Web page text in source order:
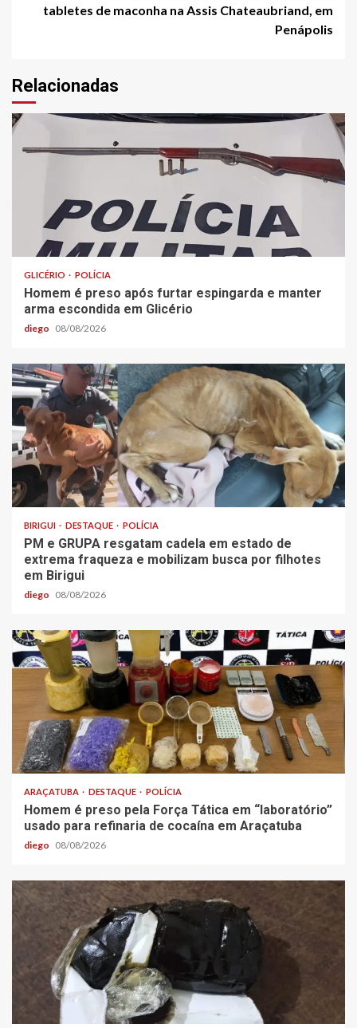
tabletes de maconha na Assis Chateaubriand, em
Penápolis
Relacionadas
GLICÉRIO POLÍCIA
Homem é preso após furtar espingarda e manter
arma escondida em Glicério
diego 08/08/2026
BIRIGUI DESTAQUE POLÍCIA
PM e GRUPA resgatam cadela em estado de
extrema fraqueza e mobilizam busca por filhotes
em Birigui
diego 08/08/2026
ARAÇATUBA DESTAQUE POLÍCIA
Homem é preso pela Força Tática em “laboratório”
usado para refinaria de cocaína em Araçatuba
diego 08/08/2026